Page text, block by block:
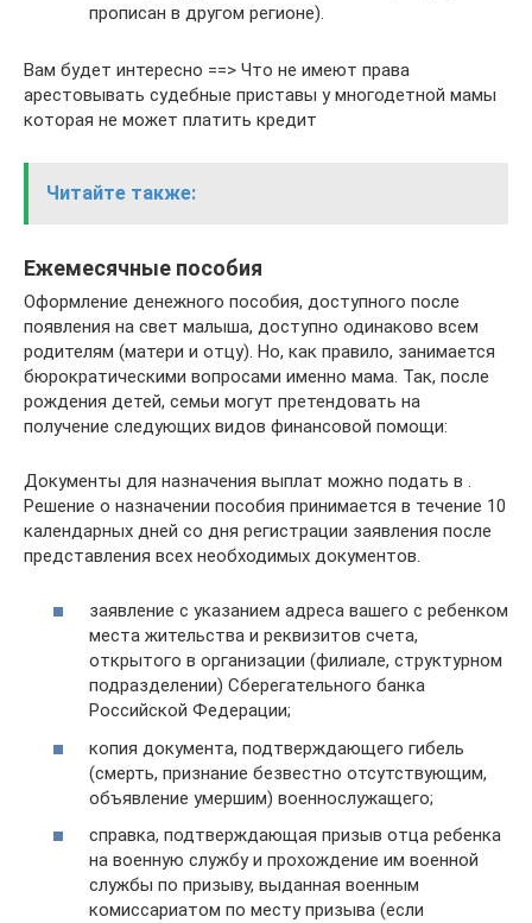
прописан в другом регионе).
Вам будет интересно ==> Что не имеют права
арестовывать судебные приставы у многодетной мамы
которая не может платить кредит
Читайте также:
Ежемесячные пособия
Оформление денежного пособия, доступного после
появления на свет малыша, доступно одинаково всем
родителям (матери и отцу). Но, как правило, занимается
бюрократическими вопросами именно мама. Так, после
рождения детей, семьи могут претендовать на
получение следующих видов финансовой помощи:
Документы для назначения выплат можно подать в .
Решение о назначении пособия принимается в течение 10
календарных дней со дня регистрации заявления после
представления всех необходимых документов.
заявление с указанием адреса вашего с ребенком
места жительства и реквизитов счета,
открытого в организации (филиале, структурном
подразделении) Сберегательного банка
Российской Федерации;
копия документа, подтверждающего гибель
(смерть, признание безвестно отсутствующим,
объявление умершим) военнослужащего;
справка, подтверждающая призыв отца ребенка
на военную службу и прохождение им военной
службы по призыву, выданная военным
комиссариатом по месту призыва (если